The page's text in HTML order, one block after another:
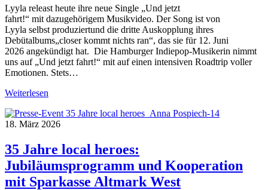
Lyyla releast heute ihre neue Single „Und jetzt
fahrt!“ mit dazugehörigem Musikvideo. Der Song ist von
Lyyla selbst produziertund die dritte Auskopplung ihres
Debütalbums„closer kommt nichts ran“, das sie für 12. Juni
2026 angekündigt hat. Die Hamburger Indiepop-Musikerin nimmt
uns auf „Und jetzt fahrt!“ mit auf einen intensiven Roadtrip voller
Emotionen. Stets…
Weiterlesen
18. März 2026
35 Jahre local heroes:
Jubiläumsprogramm und Kooperation
mit Sparkasse Altmark West